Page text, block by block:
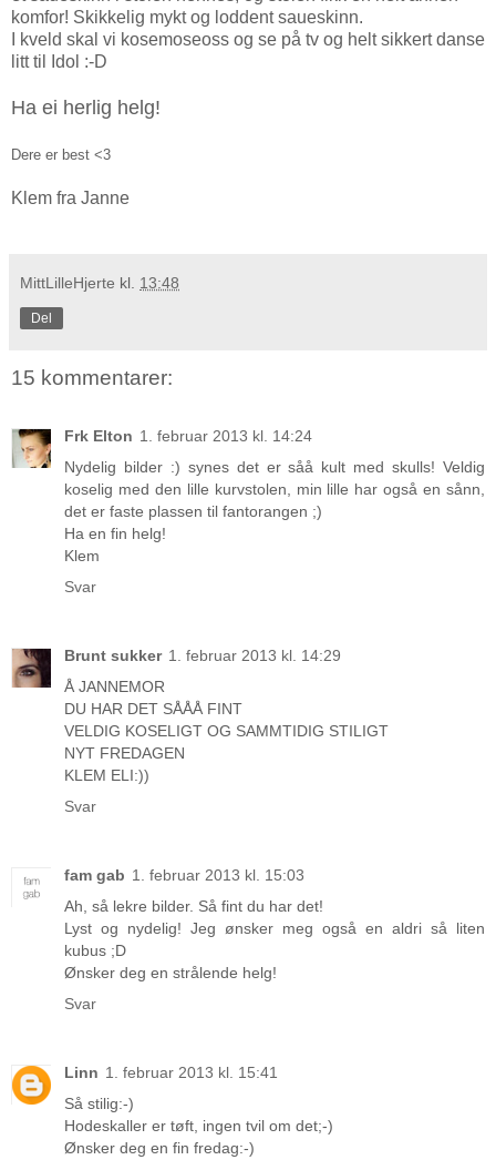
komfor! Skikkelig mykt og loddent saueskinn.
I kveld skal vi kosemoseoss og se på tv og helt sikkert danse
litt til Idol :-D
Ha ei herlig helg!
Dere er best <3
Klem fra Janne
MittLilleHjerte kl. 13:48
Del
15 kommentarer:
Frk Elton 1. februar 2013 kl. 14:24
Nydelig bilder :) synes det er såå kult med skulls! Veldig
koselig med den lille kurvstolen, min lille har også en sånn,
det er faste plassen til fantorangen ;)
Ha en fin helg!
Klem
Svar
Brunt sukker 1. februar 2013 kl. 14:29
Å JANNEMOR
DU HAR DET SÅÅÅ FINT
VELDIG KOSELIGT OG SAMMTIDIG STILIGT
NYT FREDAGEN
KLEM ELI:))
Svar
fam gab 1. februar 2013 kl. 15:03
Ah, så lekre bilder. Så fint du har det!
Lyst og nydelig! Jeg ønsker meg også en aldri så liten
kubus ;D
Ønsker deg en strålende helg!
Svar
Linn 1. februar 2013 kl. 15:41
Så stilig:-)
Hodeskaller er tøft, ingen tvil om det;-)
Ønsker deg en fin fredag:-)